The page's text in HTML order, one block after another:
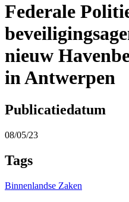
Federale
nieuw
in Antwerpen
Publicatiedatum
08/05/23
Tags
Binnenlandse Zaken